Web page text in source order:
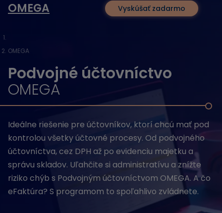
OMEGA Vyskúšať zadarmo
OMEGA
Podvojné účtovníctvo
OMEGA
Ideálne riešenie pre účtovníkov, ktorí chcú mať pod
kontrolou všetky účtovné procesy. Od podvojného
účtovníctva, cez DPH až po evidenciu majetku a
správu skladov. Uľahčite si administratívu a znížte
riziko chýb s Podvojným účtovníctvom OMEGA. A čo
eFaktúra? S programom to spoľahlivo zvládnete.